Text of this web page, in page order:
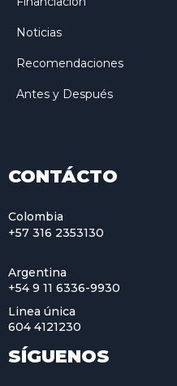
Noticias
Recomendaciones
Antes y Después
CONTÁCTO
Colombia
+57 316 2353130
Argentina
+54 9 11 6336-9930
Linea única
604 4121230
SÍGUENOS